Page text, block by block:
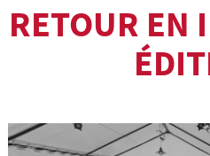
RETOUR EN